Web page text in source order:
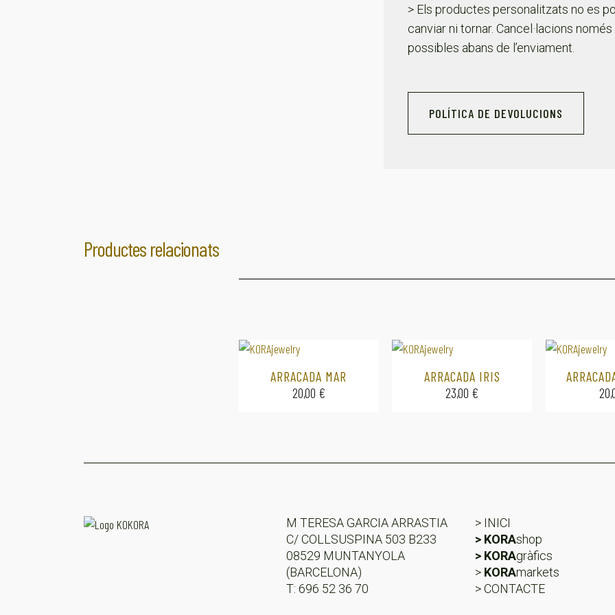
> Els productes personalitzats no es
canviar ni tornar. Cancel·lacions només
possibles abans de l’enviament.
POLÍTICA DE DEVOLUCIONS
Productes relacionats
ARRACADA MAR
20,00 €
ARRACADA IRIS
23,00 €
M TERESA GARCIA ARRASTIA
C/ COLLSUSPINA 503 B233
08529 MUNTANYOLA
(BARCELONA)
T: 696 52 36 70
> INICI
> KORAshop
> KORAgràfics
> KORAmarkets
> CONTACTE